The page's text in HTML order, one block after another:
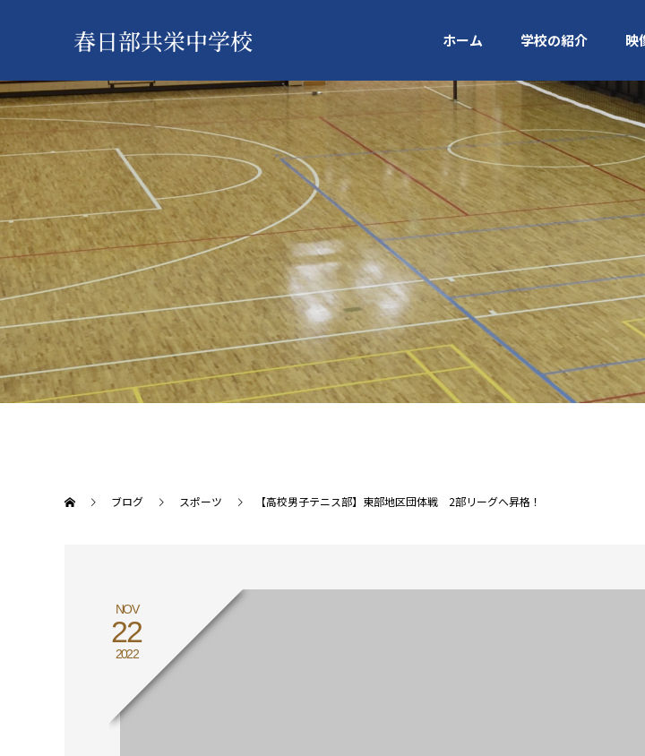
春日部共栄中学校 ホーム 学校の紹介 映
ブログ スポーツ 【高校男子テニス部】東部地区団体戦 2部リーグへ昇格！
NOV
22
2022